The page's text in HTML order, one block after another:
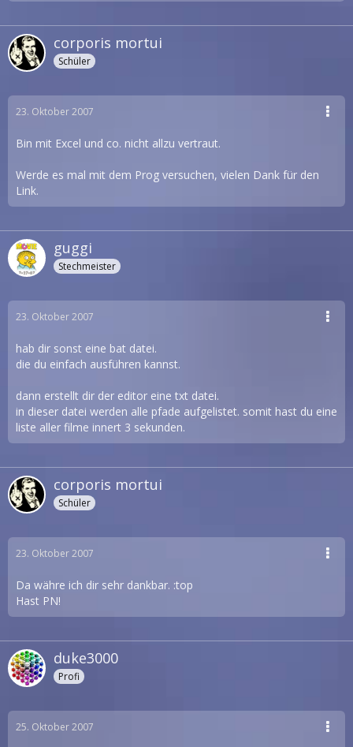
corporis mortui
Schüler
23. Oktober 2007
Bin mit Excel und co. nicht allzu vertraut.
Werde es mal mit dem Prog versuchen, vielen Dank für den
Link.
guggi
Stechmeister
23. Oktober 2007
hab dir sonst eine bat datei.
die du einfach ausführen kannst.
dann erstellt dir der editor eine txt datei.
in dieser datei werden alle pfade aufgelistet. somit hast du eine
liste aller filme innert 3 sekunden.
corporis mortui
Schüler
23. Oktober 2007
Da währe ich dir sehr dankbar. :top
Hast PN!
duke3000
Profi
25. Oktober 2007